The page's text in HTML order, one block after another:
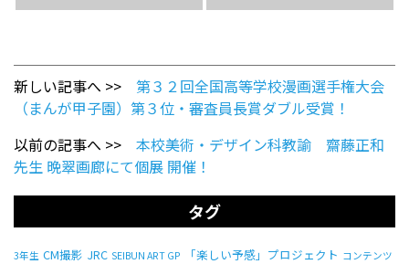
新しい記事へ >> 第３２回全国高等学校漫画選手権大会
（まんが甲子園）第３位・審査員長賞ダブル受賞！
以前の記事へ >> 本校美術・デザイン科教諭 齋藤正和
先生 晩翠画廊にて個展 開催！
タグ
3年生 CM撮影 JRC SEIBUN ART GP 「楽しい予感」プロジェクト コンテンツ